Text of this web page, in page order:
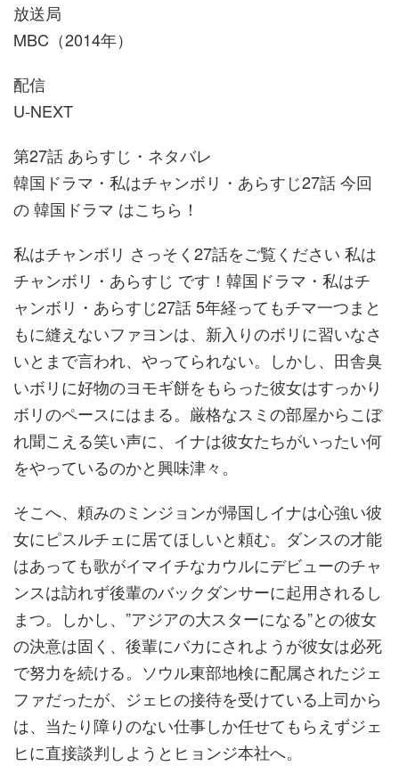
放送局
MBC（2014年）
配信
U-NEXT
第27話 あらすじ・ネタバレ
韓国ドラマ・私はチャンボリ・あらすじ27話 今回
の 韓国ドラマ はこちら！
私はチャンボリ さっそく27話をご覧ください 私は
チャンボリ・あらすじ です！韓国ドラマ・私はチ
ャンボリ・あらすじ27話 5年経ってもチマ一つまと
もに縫えないファヨンは、新入りのボリに習いなさ
いとまで言われ、やってられない。しかし、田舎臭
いボリに好物のヨモギ餅をもらった彼女はすっかり
ボリのペースにはまる。厳格なスミの部屋からこぼ
れ聞こえる笑い声に、イナは彼女たちがいったい何
をやっているのかと興味津々。
そこへ、頼みのミンジョンが帰国しイナは心強い彼
女にピスルチェに居てほしいと頼む。ダンスの才能
はあっても歌がイマイチなカウルにデビューのチャ
ンスは訪れず後輩のバックダンサーに起用されるし
まつ。しかし、”アジアの大スターになる”との彼女
の決意は固く、後輩にバカにされようが彼女は必死
で努力を続ける。ソウル東部地検に配属されたジェ
ファだったが、ジェヒの接待を受けている上司から
は、当たり障りのない仕事しか任せてもらえずジェ
ヒに直接談判しようとヒョンジ本社へ。